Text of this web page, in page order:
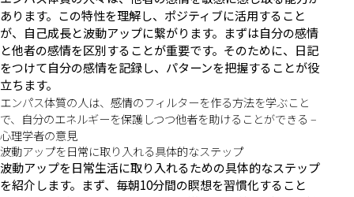
あります。この特性を理解し、ポジティブに活用すること
が、自己成長と波動アップに繋がります。まずは自分の感情
と他者の感情を区別することが重要です。そのために、日記
をつけて自分の感情を記録し、パターンを把握することが役
立ちます。
エンパス体質の人は、感情のフィルターを作る方法を学ぶこと
で、自分のエネルギーを保護しつつ他者を助けることができる –
心理学者の意見
波動アップを日常に取り入れる具体的なステップ
波動アップを日常生活に取り入れるための具体的なステップ
を紹介します。まず、毎朝10分間の瞑想を習慣化すること